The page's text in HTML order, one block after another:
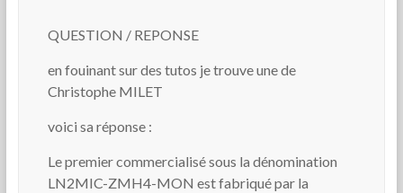
QUESTION / REPONSE
en fouinant sur des tutos je trouve une de
Christophe MILET
voici sa réponse :
Le premier commercialisé sous la dénomination
LN2MIC-ZMH4-MON est fabriqué par la